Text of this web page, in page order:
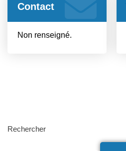
Contact
Non renseigné.
Rechercher